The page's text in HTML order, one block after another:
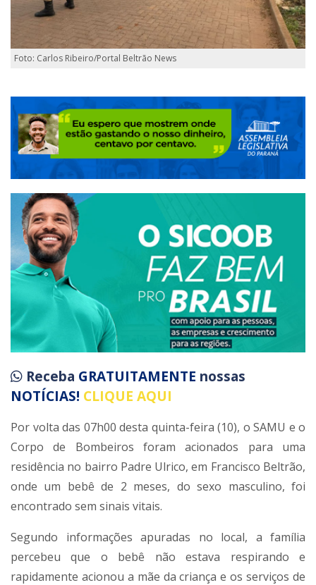
Foto: Carlos Ribeiro/Portal Beltrão News
Receba GRATUITAMENTE nossas
NOTÍCIAS! CLIQUE AQUI
Por volta das 07h00 desta quinta-feira (10), o SAMU e o
Corpo de Bombeiros foram acionados para uma
residência no bairro Padre Ulrico, em Francisco Beltrão,
onde um bebê de 2 meses, do sexo masculino, foi
encontrado sem sinais vitais.
Segundo informações apuradas no local, a família
percebeu que o bebê não estava respirando e
rapidamente acionou a mãe da criança e os serviços de